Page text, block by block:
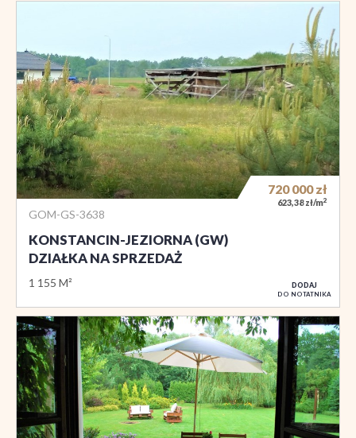
GOM-GS-3638
KONSTANCIN-JEZIORNA (GW)
DZIAŁKA NA SPRZEDAŻ
1 155 M²
720 000zł
623,38 zł/m2
DODAJ
DO NOTATNIKA